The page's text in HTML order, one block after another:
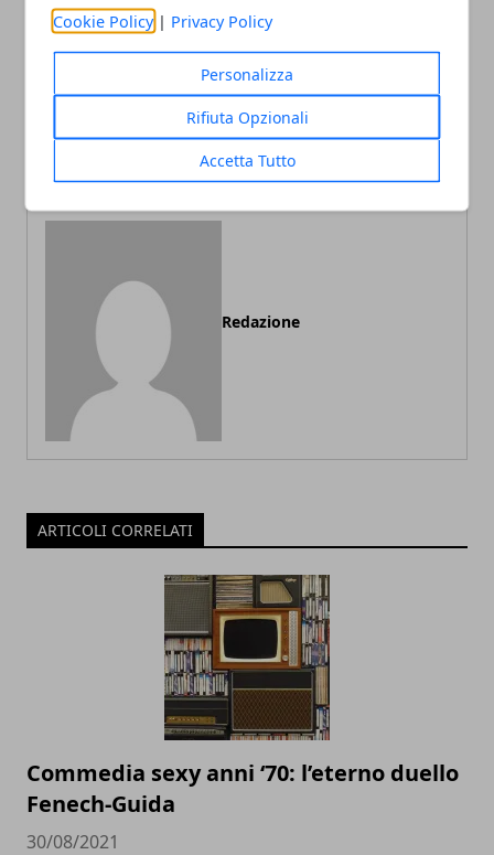
Cookie Policy | Privacy Policy
Personalizza
Rifiuta Opzionali
Accetta Tutto
Articolo Precedente
Quali sono state le serie tv
più viste su Netflix?
Articolo Successivo
Breaking Bad: quando la
fama diventa un incubo
Redazione
ARTICOLI CORRELATI
Commedia sexy anni ‘70: l’eterno duello
Fenech-Guida
30/08/2021